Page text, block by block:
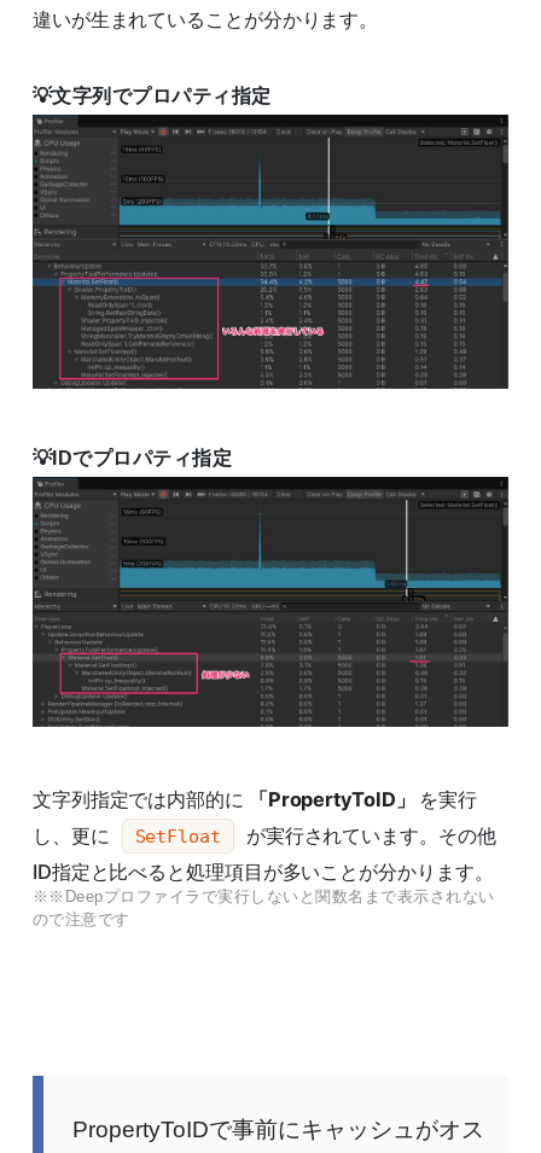
違いが生まれていることが分かります。
文字列でプロパティ指定
IDでプロパティ指定
文字列指定では内部的に 「PropertyToID」
を実行
し、更に
SetFloat
が実行されています。その他
ID指定と比べると処理項目が多いことが分かります。
※※Deepプロファイラで実行しないと関数名まで表示されない
ので注意です
PropertyToIDで事前にキャッシュがオス